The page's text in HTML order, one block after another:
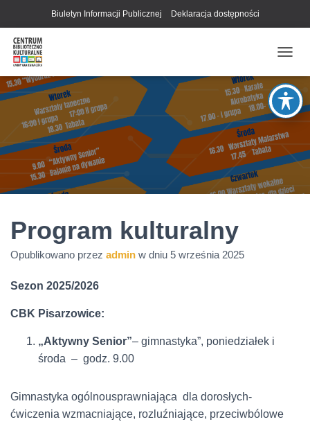
Biuletyn Informacji Publicznej Deklaracja dostępności
R
Z
E
Ł
C
Z
W
Program kulturalny
Opublikowano przez admin w dniu 5 września 2025
Sezon 2025/2026
CBK Pisarzowice:
„Aktywny Senior”– gimnastyka”, poniedziałek i
środa – godz. 9.00
Gimnastyka ogólnousprawniająca dla dorosłych-
ćwiczenia wzmacniające, rozluźniające, przeciwbólowe